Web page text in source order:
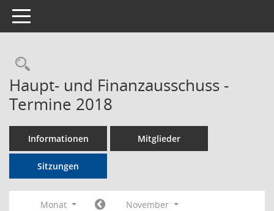
Toggle navigation
Rechercheauswahl
Haupt- und Finanzausschuss -
Termine 2018
Informationen Mitglieder
Sitzungen
Monat
November